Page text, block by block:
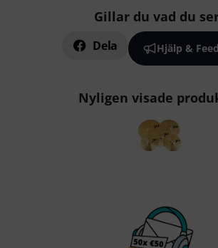
Gillar du vad du
Dela Hjälp &
Nyligen visade